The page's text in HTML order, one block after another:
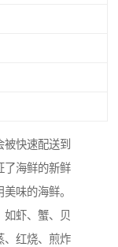
快速配送到
了海鲜的新鲜
味的海鲜。
如虾、蟹、贝
、红烧、煎炸